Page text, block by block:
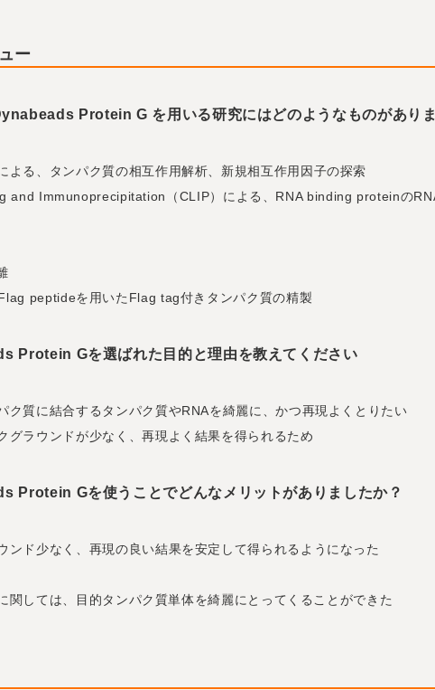
ー
Protein G を用いる研究にはどのようなものがあり
よる、タンパク質の相互作用解析、新規相互作用因子の探索
and Immunoprecipitation（CLIP）による、RNA binding proteinの
peptideを用いたFlag tag付きタンパク質の精製
Protein Gを選ばれた目的と理由を教えてください
ク質に結合するタンパク質やRNAを綺麗に、かつ再現よくとりたい
グラウンドが少なく、再現よく結果を得られるため
Protein Gを使うことでどんなメリットがありましたか？
ンド少なく、再現の良い結果を安定して得られるようになった
関しては、目的タンパク質単体を綺麗にとってくることができた